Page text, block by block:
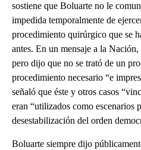
sostiene que Boluarte no le
impedida temporalmente de
procedimiento quirúrgico que se
antes. En un mensaje a la
pero dijo que no se trató de un
procedimiento necesario “e
señaló que éste y otros casos
eran “utilizados como escenarios
desestabilización del orden
Boluarte siempre dijo